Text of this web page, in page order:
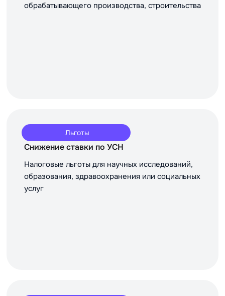
обрабатывающего производства, строительства
Льготы
Снижение ставки по УСН
Налоговые льготы для научных исследований,
образования, здравоохранения или социальных
услуг